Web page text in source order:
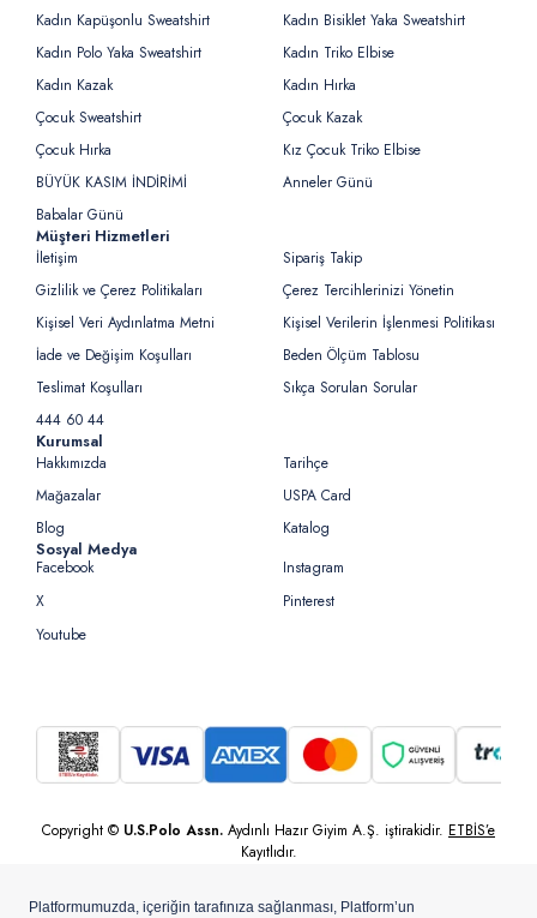
Kadın Kapüşonlu Sweatshirt
Kadın Bisiklet Yaka Sweatshirt
Kadın Polo Yaka Sweatshirt
Kadın Triko Elbise
Kadın Kazak
Kadın Hırka
Çocuk Sweatshirt
Çocuk Kazak
Çocuk Hırka
Kız Çocuk Triko Elbise
BÜYÜK KASIM İNDİRİMİ
Anneler Günü
Babalar Günü
Müşteri Hizmetleri
İletişim
Sipariş Takip
Gizlilik ve Çerez Politikaları
Çerez Tercihlerinizi Yönetin
Kişisel Veri Aydınlatma Metni
Kişisel Verilerin İşlenmesi Politikası
İade ve Değişim Koşulları
Beden Ölçüm Tablosu
Teslimat Koşulları
Sıkça Sorulan Sorular
444 60 44
Kurumsal
Hakkımızda
Tarihçe
Mağazalar
USPA Card
Blog
Katalog
Sosyal Medya
Facebook
Instagram
X
Pinterest
Youtube
Copyright © U.S.Polo Assn. Aydınlı Hazır Giyim A.Ş. iştirakidir. ETBİS’e
Kayıtlıdır.